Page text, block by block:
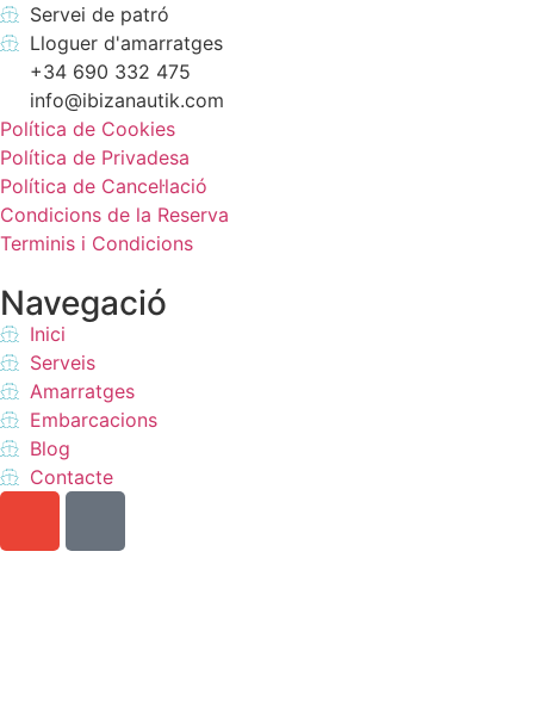
Servei de patró
Lloguer d'amarratges
+34 690 332 475
info@ibizanautik.com
Política de Cookies
Política de Privadesa
Política de Cancel·lació
Condicions de la Reserva
Terminis i Condicions
Navegació
Inici
Serveis
Amarratges
Embarcacions
Blog
Contacte